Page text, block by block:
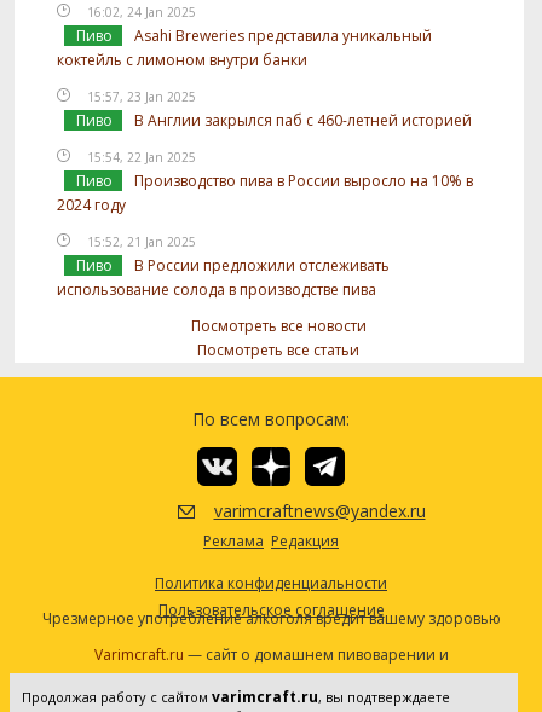
16:02, 24 Jan 2025
Пиво
Asahi Breweries представила уникальный
коктейль с лимоном внутри банки
15:57, 23 Jan 2025
Пиво В Англии закрылся паб с 460-летней историей
15:54, 22 Jan 2025
Пиво
Производство пива в России выросло на 10% в
2024 году
15:52, 21 Jan 2025
Пиво
В России предложили отслеживать
использование солода в производстве пива
Посмотреть все новости
Посмотреть все статьи
По всем вопросам:
varimcraftnews@yandex.ru
Реклама Редакция
Политика конфиденциальности
Пользовательское соглашение
Чрезмерное употребление алкоголя вредит вашему здоровью
Varimcraft.ru — сайт о домашнем пивоварении и
самогоноварении.
Сетевое издание «Варимкрафт». Зарегистрировано в
Продолжая работу с сайтом varimcraft.ru, вы подтверждаете